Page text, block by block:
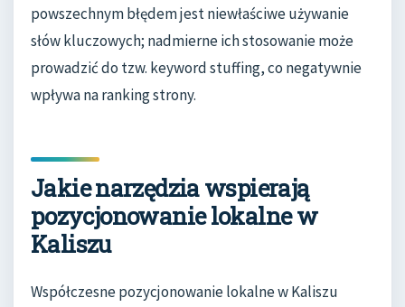
powszechnym błędem jest niewłaściwe używanie
słów kluczowych; nadmierne ich stosowanie może
prowadzić do tzw. keyword stuffing, co negatywnie
wpływa na ranking strony.
Jakie narzędzia wspierają
pozycjonowanie lokalne w
Kaliszu
Współczesne pozycjonowanie lokalne w Kaliszu